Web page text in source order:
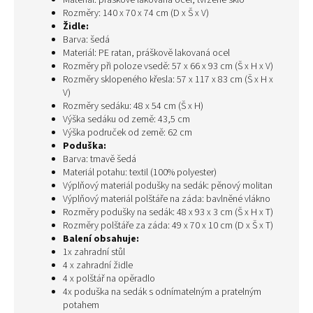
Rozměry: 140 x 70 x 74 cm (D x Š x V)
Židle:
Barva: šedá
Materiál: PE ratan, práškově lakovaná ocel
Rozměry při poloze vsedě: 57 x 66 x 93 cm (Š x H x V)
Rozměry sklopeného křesla: 57 x 117 x 83 cm (Š x H x
V)
Rozměry sedáku: 48 x 54 cm (Š x H)
Výška sedáku od země: 43,5 cm
Výška područek od země: 62 cm
Poduška:
Barva: tmavě šedá
Materiál potahu: textil (100% polyester)
Výplňový materiál podušky na sedák: pěnový molitan
Výplňový materiál polštáře na záda: bavlněné vlákno
Rozměry podušky na sedák: 48 x 93 x 3 cm (Š x H x T)
Rozměry polštáře za záda: 49 x 70 x 10 cm (D x Š x T)
Balení obsahuje:
1x zahradní stůl
4 x zahradní židle
4 x polštář na opěradlo
4x poduška na sedák s odnímatelným a pratelným
potahem